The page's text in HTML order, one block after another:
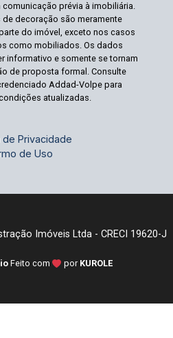
prévia à imobiliária.
decoração são meramente
do imóvel, exceto nos casos
como mobiliados. Os dados
informativo e somente se tornam
de proposta formal. Consulte
Addad-Volpe para
atualizadas.
de Privacidade
de Uso
Imóveis Ltda - CRECI 19620-J
Feito com por KUROLE